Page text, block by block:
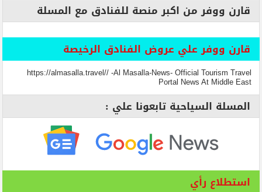
قارن ووفر من اكبر منصة للفنادق مع المسلة
قارن ووفر علي عروض الفنادق الرخيصة
https://almasalla.travel// -Al Masalla-News- Official Tourism Travel
Portal News At Middle East
المسلة السياحية تابعونا علي :
استطلاع رأي